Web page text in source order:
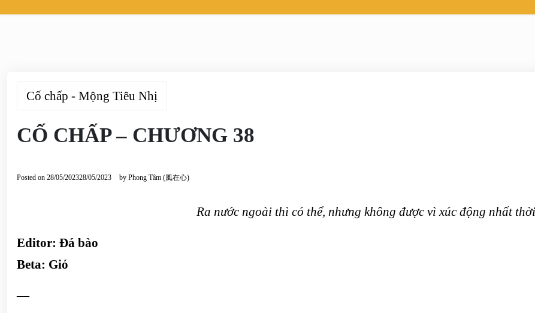
Cố chấp - Mộng Tiêu Nhị
CỐ CHẤP – CHƯƠNG 38
Posted on 28/05/202328/05/2023 by Phong Tâm (風在心)
Ra nước ngoài thì có thể, nhưng không được vì xúc động nhất
Editor: Đá bào
Beta: Gió
—